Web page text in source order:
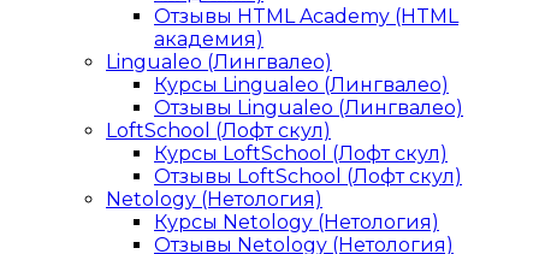
Отзывы HTML Academy (HTML
академия)
Lingualeo (Лингвалео)
Курсы Lingualeo (Лингвалео)
Отзывы Lingualeo (Лингвалео)
LoftSchool (Лофт скул)
Курсы LoftSchool (Лофт скул)
Отзывы LoftSchool (Лофт скул)
Netology (Нетология)
Курсы Netology (Нетология)
Отзывы Netology (Нетология)